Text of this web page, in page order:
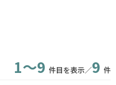
1～9 件目を表示／9 件